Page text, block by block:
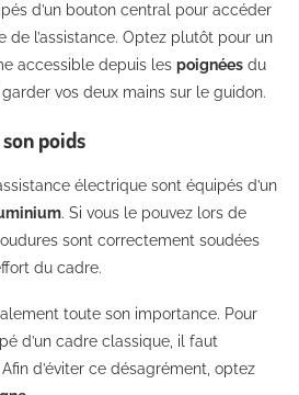
d’un bouton central pour accéder
de l’assistance. Optez plutôt pour un
accessible depuis les poignées du
vos deux mains sur le guidon.
poids
électrique sont équipés d’un
. Si vous le pouvez lors de
sont correctement soudées
du cadre.
toute son importance. Pour
d’un cadre classique, il faut
d’éviter ce désagrément, optez